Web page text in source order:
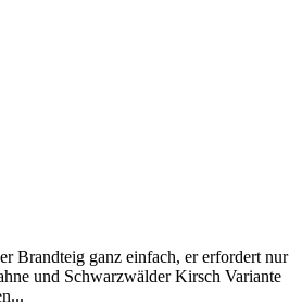
Brandteig ganz einfach, er erfordert nur
und Schwarzwälder Kirsch Variante